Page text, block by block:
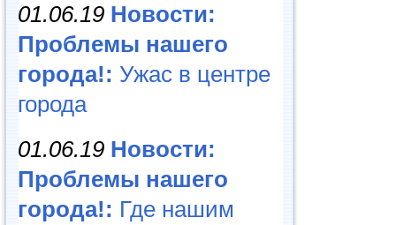
01.06.19 Новости:
Проблемы нашего
города!: Ужас в центре
города
01.06.19 Новости:
Проблемы нашего
города!: Где нашим